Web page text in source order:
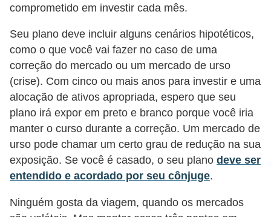
comprometido em investir cada mês.
Seu plano deve incluir alguns cenários hipotéticos,
como o que você vai fazer no caso de uma
correção do mercado ou um mercado de urso
(crise). Com cinco ou mais anos para investir e uma
alocação de ativos apropriada, espero que seu
plano irá expor em preto e branco porque você iria
manter o curso durante a correção. Um mercado de
urso pode chamar um certo grau de redução na sua
exposição. Se você é casado, o seu plano deve ser
entendido e acordado por seu cônjuge.
Ninguém gosta da viagem, quando os mercados
r
e
n
d
a
N
e
g
o
c
i